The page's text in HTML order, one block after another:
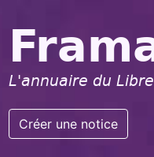
L'annuaire du Libre
Créer une notice